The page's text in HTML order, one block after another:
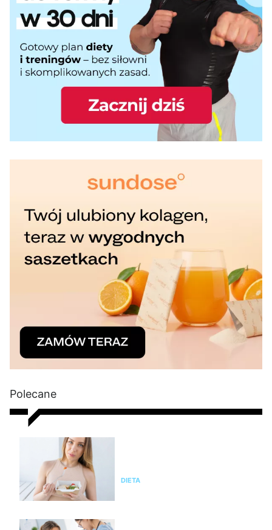
Polecane
DIETA